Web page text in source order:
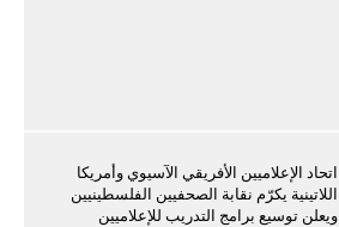
اتحاد الإعلاميين الأفريقي الآسيوي وأمريكا
اللاتينية يكرّم نقابة الصحفيين الفلسطينيين
ويعلن توسيع برامج التدريب للإعلاميين